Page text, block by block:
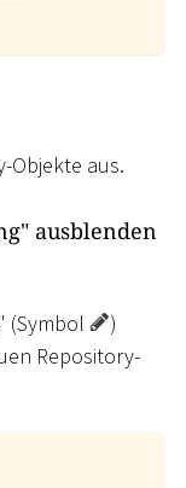
Objekte aus.
ausblenden
(Symbol
)
Repository-